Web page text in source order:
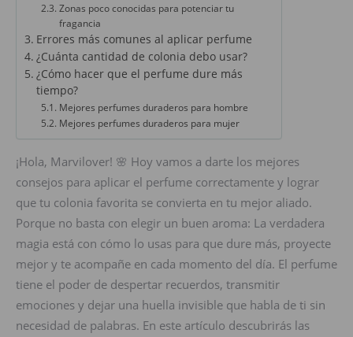
Zonas poco conocidas para potenciar tu
fragancia
Errores más comunes al aplicar perfume
¿Cuánta cantidad de colonia debo usar?
¿Cómo hacer que el perfume dure más
tiempo?
Mejores perfumes duraderos para hombre
Mejores perfumes duraderos para mujer
¡Hola, Marvilover! 🌸 Hoy vamos a darte los mejores
consejos para aplicar el perfume correctamente y lograr
que tu colonia favorita se convierta en tu mejor aliado.
Porque no basta con elegir un buen aroma: La verdadera
magia está con cómo lo usas para que dure más, proyecte
mejor y te acompañe en cada momento del día. El perfume
tiene el poder de despertar recuerdos, transmitir
emociones y dejar una huella invisible que habla de ti sin
necesidad de palabras. En este artículo descubrirás las